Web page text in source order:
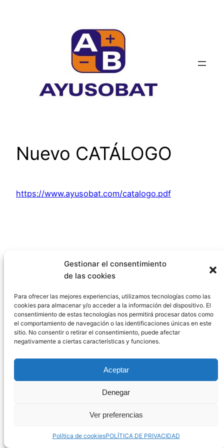
Gestionar el consentimiento
de las cookies
Para ofrecer las mejores experiencias, utilizamos tecnologías como las
cookies para almacenar y/o acceder a la información del dispositivo. El
consentimiento de estas tecnologías nos permitirá procesar datos como
el comportamiento de navegación o las identificaciones únicas en este
sitio. No consentir o retirar el consentimiento, puede afectar
negativamente a ciertas características y funciones.
Aceptar
Denegar
Ver preferencias
Política de cookiesPOLÍTICA DE PRIVACIDAD
Nuevo CATÁLOGO
https://www.ayusobat.com/catalogo.pdf
Más de 50 años aportando energía a tus
© AYUSOBAT S.L. 2023
Calle Burriana,51
46005 VALENCIA